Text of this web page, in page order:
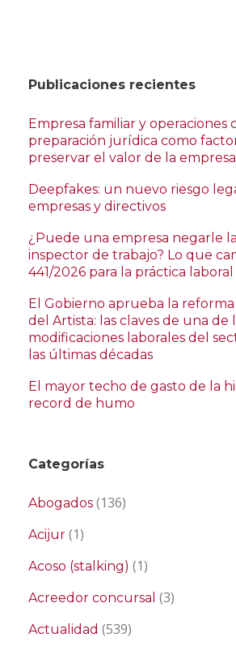
Publicaciones recientes
Empresa familiar y operaciones
preparación jurídica como
preservar el valor de la empresa
Deepfakes: un nuevo riesgo
empresas y directivos
¿Puede una empresa negarle
inspector de trabajo? Lo que
441/2026 para la práctica laboral
El Gobierno aprueba la
del Artista: las claves de una de
modificaciones laborales del
las últimas décadas
El mayor techo de gasto de la
record de humo
Categorías
Abogados (136)
Acijur (1)
Acoso (stalking) (1)
Acreedor concursal (3)
Actualidad (539)